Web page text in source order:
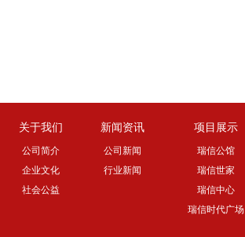
关于我们
公司简介
企业文化
社会公益
新闻资讯
公司新闻
行业新闻
项目展示
瑞信公馆
瑞信世家
瑞信中心
瑞信时代广场